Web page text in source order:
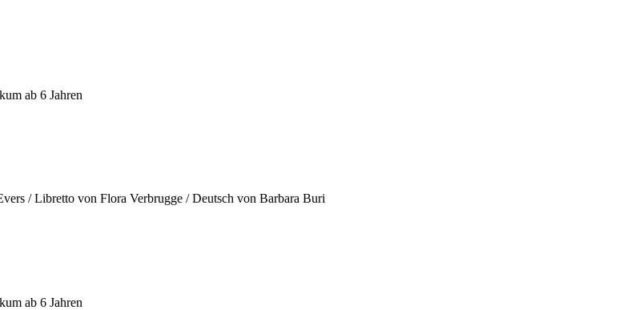
ab 6 Jahren
/ Libretto von Flora Verbrugge / Deutsch von Barbara Buri
ab 6 Jahren